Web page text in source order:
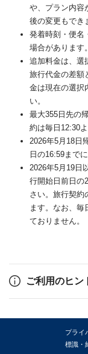
や、プラン内容
後の変更もでき
発着時刻・便名
場合があります。
追加料金は、選
旅行代金の差額
金は現在の選択
い。
最大355日先の
約は毎日12:30
2026年5月18日
日の16:59まで
2026年5月19日
行開始日前日の
さい。旅行契約
ます。なお、毎
ておりません。
ご利用のヒン
プライ
標識・